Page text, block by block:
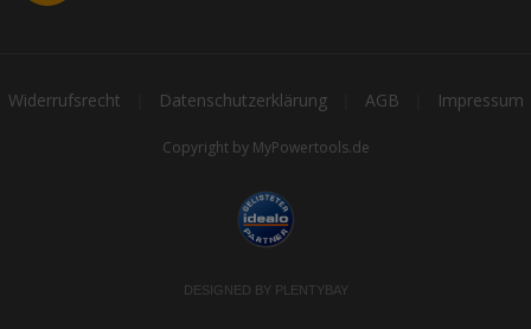
Widerrufsrecht Datenschutzerklärung AGB Impressum
Copyright by MyPowertools.de
DESIGNED BY PLENTYBAY